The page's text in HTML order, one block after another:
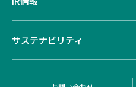
サステナビリティ